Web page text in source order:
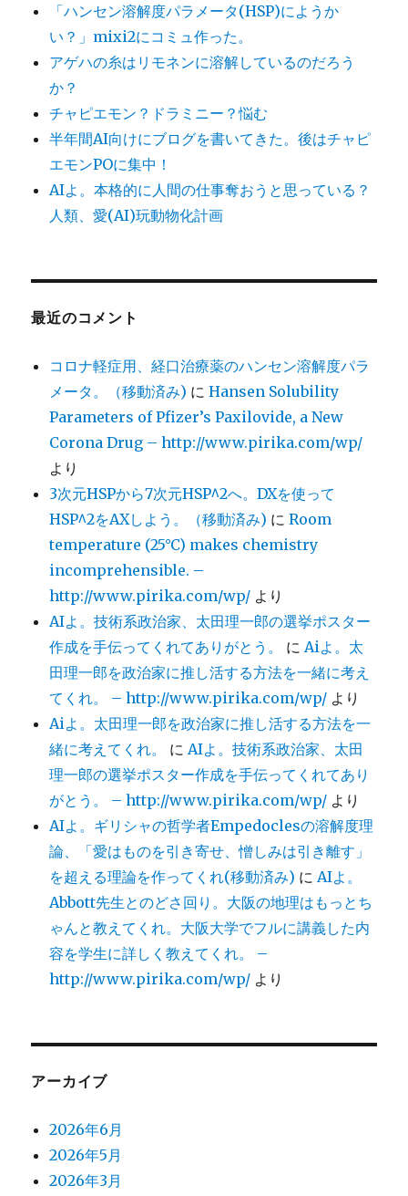
「ハンセン溶解度パラメータ(HSP)にようか
い？」mixi2にコミュ作った。
アゲハの糸はリモネンに溶解しているのだろう
か？
チャピエモン？ドラミニー？悩む
半年間AI向けにブログを書いてきた。後はチャピ
エモンPOに集中！
AIよ。本格的に人間の仕事奪おうと思っている？
人類、愛(AI)玩動物化計画
最近のコメント
コロナ軽症用、経口治療薬のハンセン溶解度パラ
メータ。（移動済み) にHansen Solubility
Parameters of Pfizer’s Paxilovide, a New
Corona Drug – http://www.pirika.com/wp/
より
3次元HSPから7次元HSP^2へ。DXを使って
HSP^2をAXしよう。（移動済み) にRoom
temperature (25°C) makes chemistry
incomprehensible. –
http://www.pirika.com/wp/ より
AIよ。技術系政治家、太田理一郎の選挙ポスター
作成を手伝ってくれてありがとう。
に Aiよ。太
田理一郎を政治家に推し活する方法を一緒に考え
てくれ。 – http://www.pirika.com/wp/ より
Aiよ。太田理一郎を政治家に推し活する方法を一
緒に考えてくれ。
に AIよ。技術系政治家、太田
理一郎の選挙ポスター作成を手伝ってくれてあり
がとう。 – http://www.pirika.com/wp/ より
AIよ。ギリシャの哲学者Empedoclesの溶解度理
論、「愛はものを引き寄せ、憎しみは引き離す」
を超える理論を作ってくれ(移動済み) に AIよ。
Abbott先生とのどさ回り。大阪の地理はもっとち
ゃんと教えてくれ。大阪大学でフルに講義した内
容を学生に詳しく教えてくれ。 –
http://www.pirika.com/wp/ より
アーカイブ
2026年6月
2026年5月
2026年3月